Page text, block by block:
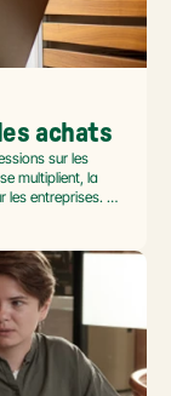
achats
sur les
multiplient, la
les entreprises. Et
situation
votre entreprise.